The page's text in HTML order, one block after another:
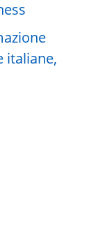
italiane,